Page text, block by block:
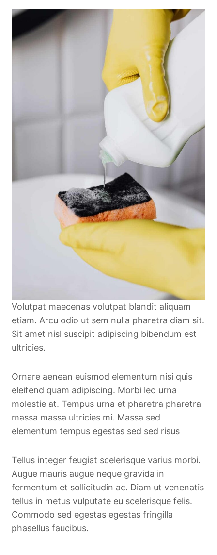
Volutpat maecenas volutpat blandit aliquam
etiam. Arcu odio ut sem nulla pharetra diam sit.
Sit amet nisl suscipit adipiscing bibendum est
ultricies.
Ornare aenean euismod elementum nisi quis
eleifend quam adipiscing. Morbi leo urna
molestie at. Tempus urna et pharetra pharetra
massa massa ultricies mi. Massa sed
elementum tempus egestas sed sed risus
Tellus integer feugiat scelerisque varius morbi.
Augue mauris augue neque gravida in
fermentum et sollicitudin ac. Diam ut venenatis
tellus in metus vulputate eu scelerisque felis.
Commodo sed egestas egestas fringilla
phasellus faucibus.